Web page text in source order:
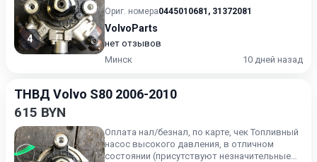
4
следы эксплуатации). Г...
Ориг. номера0445010681 , 31372081
VolvoParts
нет отзывов
Минск
10 дней назад
ТНВД Volvo S80 2006-2010
615 BYN
Оплата нал/безнал, по карте, чек Топливный
насос высокого давления, в отличном
состоянии (присутствуют незначительные